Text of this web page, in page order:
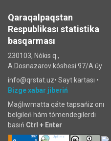
Qaraqalpaqstan
Respublikası statistika
basqarması
230103, Nókis q.,
A.Dosnazarov kóshesi 97/A úy
info@qrstat.uz• Sayt kartası •
Bizge xabar jiberiń
Maǵlıwmatta qáte tapsańiz onı
belgileń hám tómendegilerdi
basıń Ctrl + Enter